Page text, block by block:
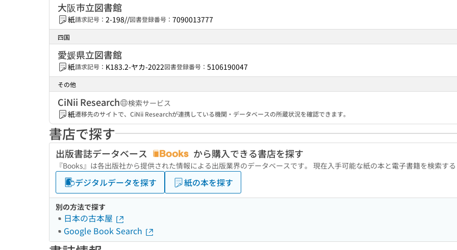
大阪市立図書館
紙請求記号： 2-198//図書登録番号： 7090013777
四国
愛媛県立図書館
紙請求記号： K183.2-ヤカ-2022図書登録番号： 5106190047
その他
CiNii Research
検索サービス
紙遷移先のサイトで、CiNii Researchが連携している機関・データベースの所蔵状況を確認できます。
書店で探す
出版書誌データベース から購入できる書店を探す
『Books』は各出版社から提供された情報による出版業界のデータベースです。 現在入手可能な紙の本と電子書籍を検索す
デジタルデータを探す 紙の本を探す
別の方法で探す
日本の古本屋
Google Book Search